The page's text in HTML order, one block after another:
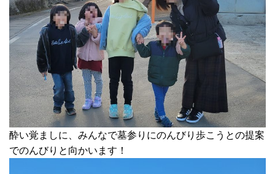
酔い覚ましに、みんなで墓参りにのんびり歩こうとの提案
でのんびりと向かいます！